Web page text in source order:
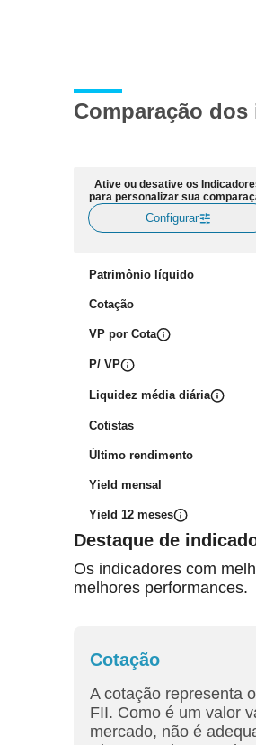
Comparação
Ative ou desative os
para personalizar sua
Configurar
Patrimônio líquido
Cotação
VP por Cota
P/ VP
Liquidez média diária
Cotistas
Último rendimento
Yield mensal
Yield 12 meses
Destaque de
Os indicadores com
melhores performances.
Cotação
A cotação representa
FII. Como é um valor
mercado, não é